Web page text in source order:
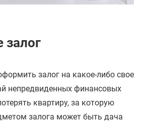
залог на какое-либо свое
непредвиденных финансовых
квартиру, за которую
залога может быть дача